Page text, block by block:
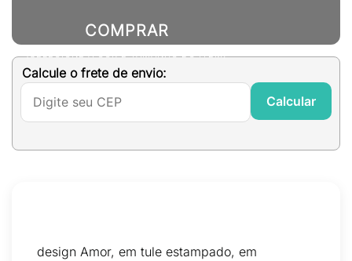
COMPRAR
Calcule o frete de envio:
Calcular
design Amor, em tule estampado, em